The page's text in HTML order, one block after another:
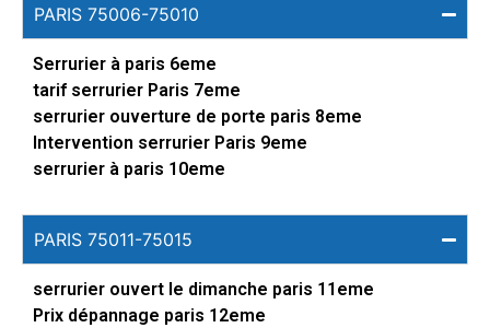
PARIS 75006-75010
Serrurier à paris 6eme
tarif serrurier Paris 7eme
serrurier ouverture de porte paris 8eme
Intervention serrurier Paris 9eme
serrurier à paris 10eme
PARIS 75011-75015
serrurier ouvert le dimanche paris 11eme
Prix dépannage paris 12eme